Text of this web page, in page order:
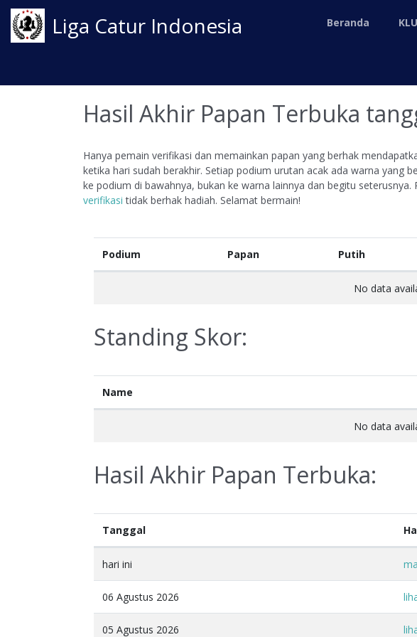
Liga Catur Indonesia Beranda
Hasil Akhir Papan Terbuka
Hanya pemain verifikasi dan memainkan papan yang berhak
ketika hari sudah berakhir. Setiap podium urutan acak ada warna yang
ke podium di bawahnya, bukan ke warna lainnya dan begitu
verifikasi tidak berhak hadiah. Selamat bermain!
Podium Papan Putih
No data
Standing Skor:
Name
No data
Hasil Akhir Papan Terbuka:
Tanggal
hari ini
06 Agustus 2026
05 Agustus 2026